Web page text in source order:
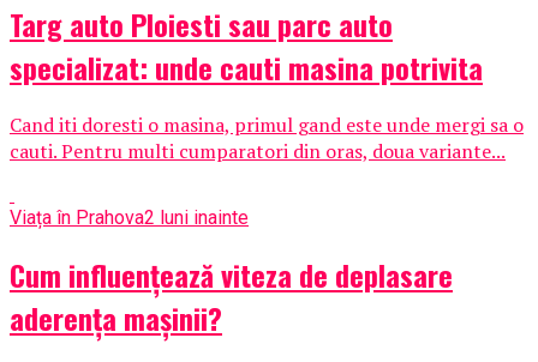
Targ auto Ploiesti sau parc auto
specializat: unde cauti masina potrivita
Cand iti doresti o masina, primul gand este unde mergi sa o
cauti. Pentru multi cumparatori din oras, doua variante...
Viața în Prahova2 luni inainte
Cum influențează viteza de deplasare
aderența mașinii?